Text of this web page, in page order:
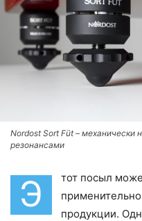
Nordost Sort Füt – механически
резонансами
Э
тот посыл
продукции.